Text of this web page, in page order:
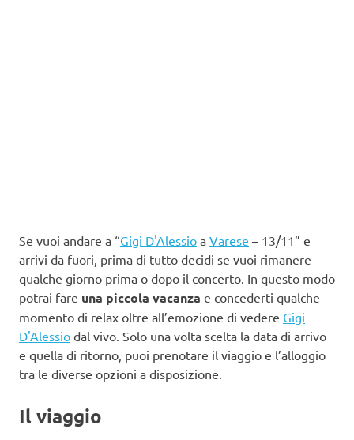
Se vuoi andare a “Gigi D'Alessio a Varese – 13/11” e
arrivi da fuori, prima di tutto decidi se vuoi rimanere
qualche giorno prima o dopo il concerto. In questo modo
potrai fare una piccola vacanza e concederti qualche
momento di relax oltre all’emozione di vedere Gigi
D'Alessio dal vivo. Solo una volta scelta la data di arrivo
e quella di ritorno, puoi prenotare il viaggio e l’alloggio
tra le diverse opzioni a disposizione.
Il viaggio